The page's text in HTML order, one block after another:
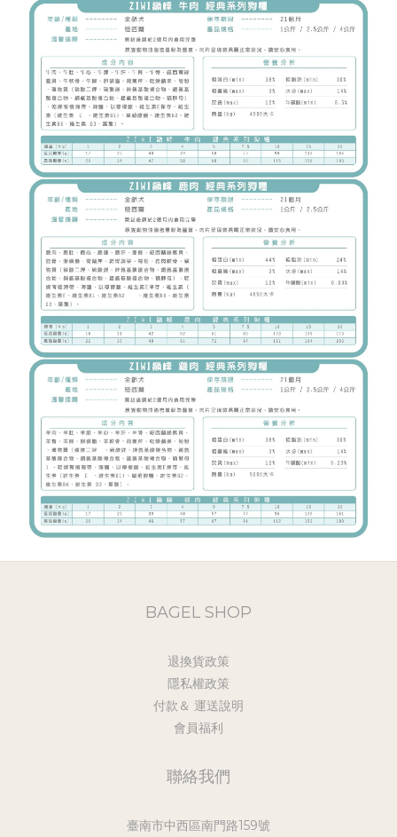
BAGEL SHOP
退換貨政策
隱私權政策
付款＆ 運送說明
會員福利
聯絡我們
臺南市中西區南門路159號